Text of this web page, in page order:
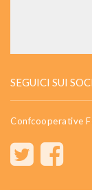
SEGUICI SUI
Confcooperative